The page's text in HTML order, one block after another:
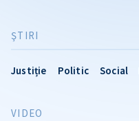
ŞTIRI
Justiție Politic Social
VIDEO